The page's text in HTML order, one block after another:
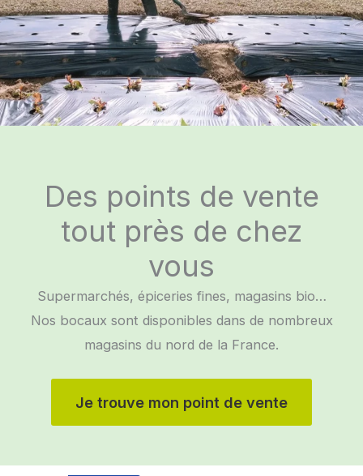
Des points de vente
tout près de chez
vous
Supermarchés, épiceries fines, magasins bio…
Nos bocaux sont disponibles dans de nombreux
magasins du nord de la France.
Je trouve mon point de vente